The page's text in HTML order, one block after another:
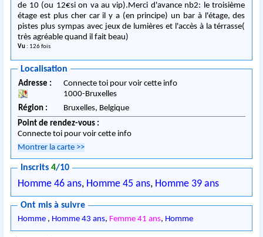
de 10 (ou 12€si on va au vip).Merci d'avance nb2: le troisième
étage est plus cher car il y a (en principe) un bar à l'étage, des
pistes plus sympas avec jeux de lumières et l'accès à la térrasse(
très agréable quand il fait beau)
Vu : 126 fois
Localisation
Adresse :
Connecte toi pour voir cette info
1000-Bruxelles
Région :
Bruxelles, Belgique
Point de rendez-vous :
Connecte toi pour voir cette info
Montrer la carte >>
Inscrits4/10
Homme 46 ans, Homme 45 ans, Homme 39 ans
Ont mis à suivre
Homme , Homme 43 ans, Femme 41 ans, Homme